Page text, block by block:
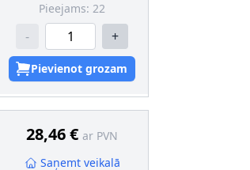
Pieejams: 22
- +
Pievienot grozam
28,46 € ar PVN
Saņemt veikalā